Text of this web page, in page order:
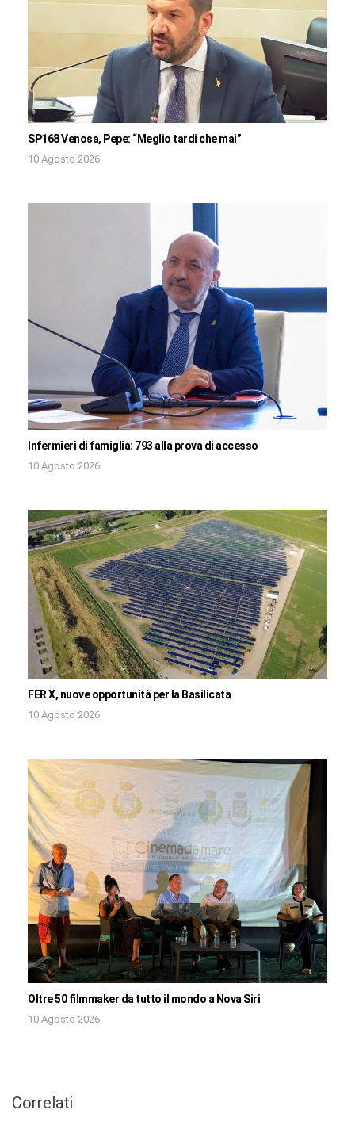
SP168 Venosa, Pepe: “Meglio tardi che mai”
10 Agosto 2026
Infermieri di famiglia: 793 alla prova di accesso
10 Agosto 2026
FER X, nuove opportunità per la Basilicata
10 Agosto 2026
Oltre 50 filmmaker da tutto il mondo a Nova Siri
10 Agosto 2026
Correlati